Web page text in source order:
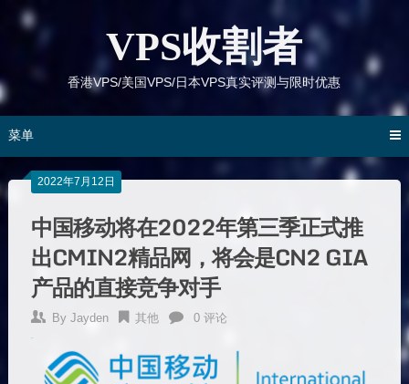
VPS收割者
香港VPS/美国VPS/日本VPS真实评测与限时优惠
菜单
2022年7月12日
中国移动将在2022年第三季正式推
出CMIN2精品网，将会是CN2 GIA
产品的直接竞争对手
By Jayden 其他 0 评论